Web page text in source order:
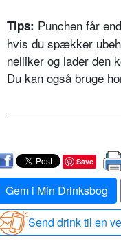
Tips: Punchen får
hvis du spækker
nelliker og lader den
Du kan også bruge
Save
Gem i Min Drinksbog
Send drink til en